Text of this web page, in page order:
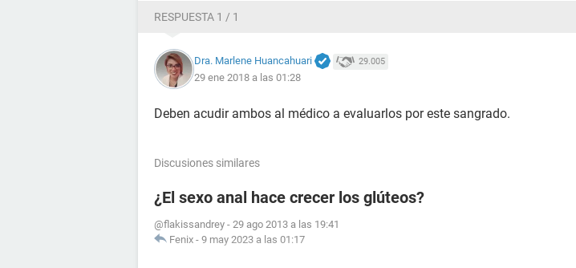
RESPUESTA 1 / 1
Dra. Marlene Huancahuari 29.005
29 ene 2018 a las 01:28
Deben acudir ambos al médico a evaluarlos por este sangrado.
Discusiones similares
¿El sexo anal hace crecer los glúteos?
@flakissandrey - 29 ago 2013 a las 19:41
Fenix - 9 may 2023 a las 01:17